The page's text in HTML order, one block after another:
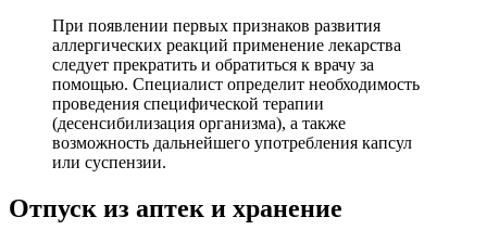
При появлении первых признаков развития
аллергических реакций применение лекарства
следует прекратить и обратиться к врачу за
помощью. Специалист определит необходимость
проведения специфической терапии
(десенсибилизация организма), а также
возможность дальнейшего употребления капсул
или суспензии.
Отпуск из аптек и хранение